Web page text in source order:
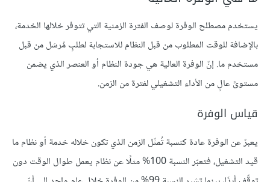
يستخدم مصطلح الوفرة لوصف الفترة الزمنية التي تتوفر خلالها الخدمة،
بالإضافة للوقت المطلوب من قبل النظام للاستجابة لطلبٍ مُرسَل من قبل
مستخدم ما. إنّ الوفرة العالية هي جودة النظام أو العنصر الذي يضمن
مستوىً عالٍ من الأداء التشغيلي لفترة من الزمن.
قياس الوفرة
يعبرّ عن الوفرة عادة كنسبة تُمثّل الزمن الذي تكون خلاله خدمة أو نظام ما
قيد التشغيل، فتعبّر النسبة 100% مثلًا عن نظام يعمل طوال الوقت دون